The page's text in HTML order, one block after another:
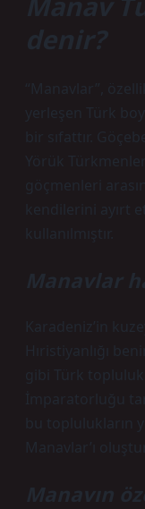
denir?
“Manavlar”,
yerleşen Türk
bir sıfattır.
Yörük
göçmenleri
kendilerini ayırt
kullanılmıştır.
Manavlar
Karadeniz’in
Hıristiyanlığı
gibi Türk
İmparatorluğu
bu toplulukların
Manavlar’ı
Manavın